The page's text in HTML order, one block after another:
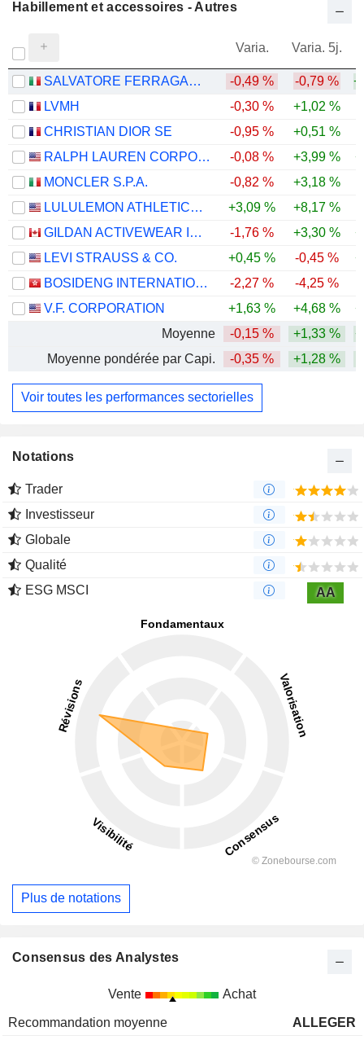
Habillement et accessoires - Autres
Varia. Varia. 5j.
SALVATORE FERRAGAMO S.P.A. -0,49 % -0,79 %
LVMH
-0,30 % +1,02 %
CHRISTIAN DIOR SE
-0,95 % +0,51 %
RALPH LAUREN CORPORATION
-0,08 % +3,99 %
MONCLER S.P.A.
-0,82 % +3,18 %
LULULEMON ATHLETICA INC.
+3,09 % +8,17 %
GILDAN ACTIVEWEAR INC.
-1,76 % +3,30 %
LEVI STRAUSS & CO.
+0,45 % -0,45 %
BOSIDENG INTERNATIONAL HOLDINGS LIMITED
-2,27 % -4,25 %
V.F. CORPORATION
+1,63 % +4,68 %
Moyenne
-0,15 % +1,33 %
Moyenne pondérée par Capi.
-0,35 % +1,28 %
Voir toutes les performances sectorielles
Notations
Trader
Investisseur
Globale
Qualité
ESG MSCI
AA
Plus de notations
Consensus des Analystes
Vente Achat
Recommandation moyenne
ALLEGER